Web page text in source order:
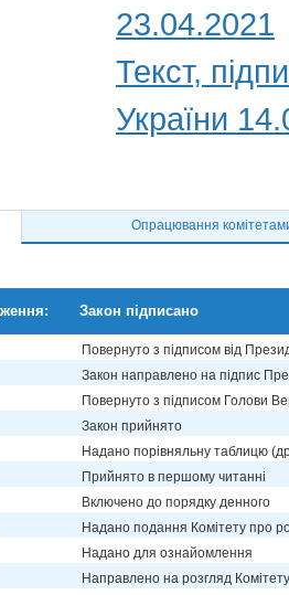
23.04.2021
Текст,
України
Опрацювання
Закон підписано
Повернуто з підписом від
Закон направлено на підпис
Повернуто з підписом Голови
Закон прийнято
Надано порівняльну таблицю
Прийнято в першому читанні
Включено до порядку денного
Надано подання Комітету про
Надано для ознайомлення
Направлено на розгляд Комітету